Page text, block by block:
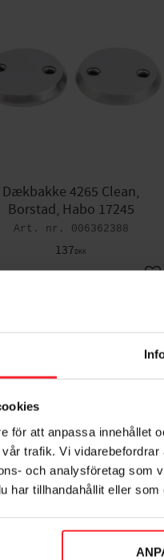
för att anpassa innehållet
trafik. Vi
och analysföretag som
har tillhandahållit eller
Dækbakke 4265 Clean,
Borstad, Habo 17245
006362388
137DKK